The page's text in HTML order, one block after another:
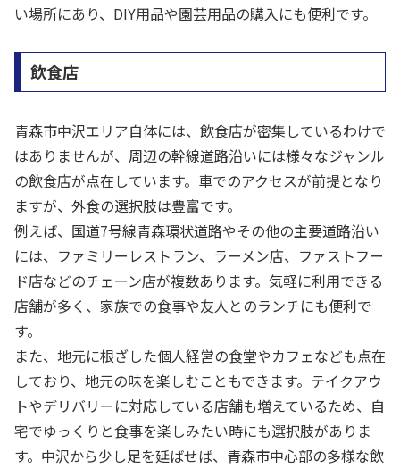
い場所にあり、DIY用品や園芸用品の購入にも便利です。
飲食店
青森市中沢エリア自体には、飲食店が密集しているわけで
はありませんが、周辺の幹線道路沿いには様々なジャンル
の飲食店が点在しています。車でのアクセスが前提となり
ますが、外食の選択肢は豊富です。
例えば、国道7号線青森環状道路やその他の主要道路沿い
には、ファミリーレストラン、ラーメン店、ファストフー
ド店などのチェーン店が複数あります。気軽に利用できる
店舗が多く、家族での食事や友人とのランチにも便利で
す。
また、地元に根ざした個人経営の食堂やカフェなども点在
しており、地元の味を楽しむこともできます。テイクアウ
トやデリバリーに対応している店舗も増えているため、自
宅でゆっくりと食事を楽しみたい時にも選択肢がありま
す。中沢から少し足を延ばせば、青森市中心部の多様な飲